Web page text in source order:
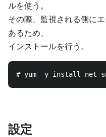
ルを使う。
その際、監視される側に
あるため、
インストールを行う。
設定